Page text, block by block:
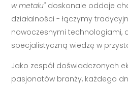
w metalu"doskonale oddaje
działalności - łączymy
nowoczesnymi technologiami,
specjalistyczną wiedzę w
Jako zespół doświadczonych
pasjonatów branży, każdego